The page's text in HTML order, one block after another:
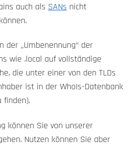
auch als SANs nicht
der „Umbenennung“ der
wie .local auf vollständige
die unter einer von den TLDs
ist in der WhoIs-Datenbank
finden).
können Sie von unserer
Nutzen können Sie aber